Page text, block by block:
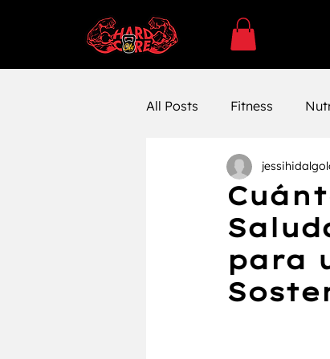
All Posts Fitness
SUPLEMENTACÓN
Entrenamiento
Farmacología
para